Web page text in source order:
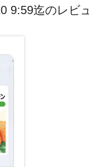
9:59迄のレビ